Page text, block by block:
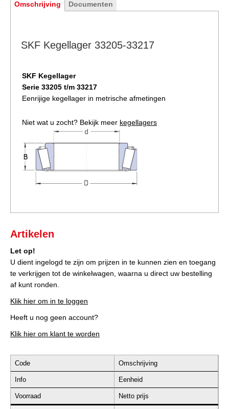
Omschrijving Documenten
SKF Kegellager 33205-33217
SKF Kegellager
Serie 33205 t/m 33217
Eenrijige kegellager in metrische afmetingen
Niet wat u zocht? Bekijk meer kegellagers
Artikelen
Let op!
U dient ingelogd te zijn om prijzen in te kunnen zien en toegang
te verkrijgen tot de winkelwagen, waarna u direct uw bestelling
af kunt ronden.
Klik hier om in te loggen
Heeft u nog geen account?
Klik hier om klant te worden
Code Omschrijving
Info Eenheid
Voorraad Netto prijs